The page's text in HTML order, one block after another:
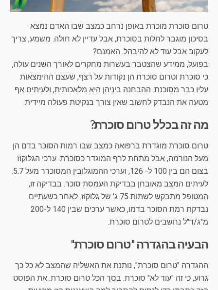
טרום סוכרת מוכרת באופן נרחב כמצב שבו האדם נמצא
בסיכון מוגבר לחלות בסוכרת, אבל עדיין לא חולה. משמע, צריך
לעקוב אבל עוד לא להיבהל. האמנם?
בפועל, ממידע שהצטבר בעשרות מחקרים לאורך השנים עולה,
כי סוכרת וטרום סוכרת הן נקודות על רצף, שעצם ההימצאות
עליו כבר מסוכנת. ההבחנה ביניהן היא מלאכותית, ולעיתים אף
מטעה את הנבדק לחשוב שאין צורך בנקיטת פעולה מיידית.
מה זה בכלל טרום סוכרת?
טרום סוכרת מוגדרת ברפואה כמצב שבו רמות הסוכר בדם הן
מעל הנורמה, אבל מתחת לרף המוגדר כסוכרת: ערכי הגלוקוז
בצום הם בין 100 ל- 126, וערכי ההמוגלובין המסוכרר מעל 5.7.
לעיתים המצב מאובחן בבדיקת העמסת סוכר. בבדיקה זו,
המטופל מתבקש לשתות 75 ג' של גלוקוז.
לאחר כשעתיים
נבדקת רמת הסוכר בדמו, כאשר ערכים שבין 140 ל-200
מ"ג/ד"ל נחשבים לטרום סוכרת.
הבעיה בהגדרה "טרום סוכרת"
ההגדרה "טרום סוכרת", נותנת את האשליה שהמצב לא כל כך
גרוע, כי זה "עוד לא" סוכרת. בסך הכל טרום סוכרת. את הפוסט